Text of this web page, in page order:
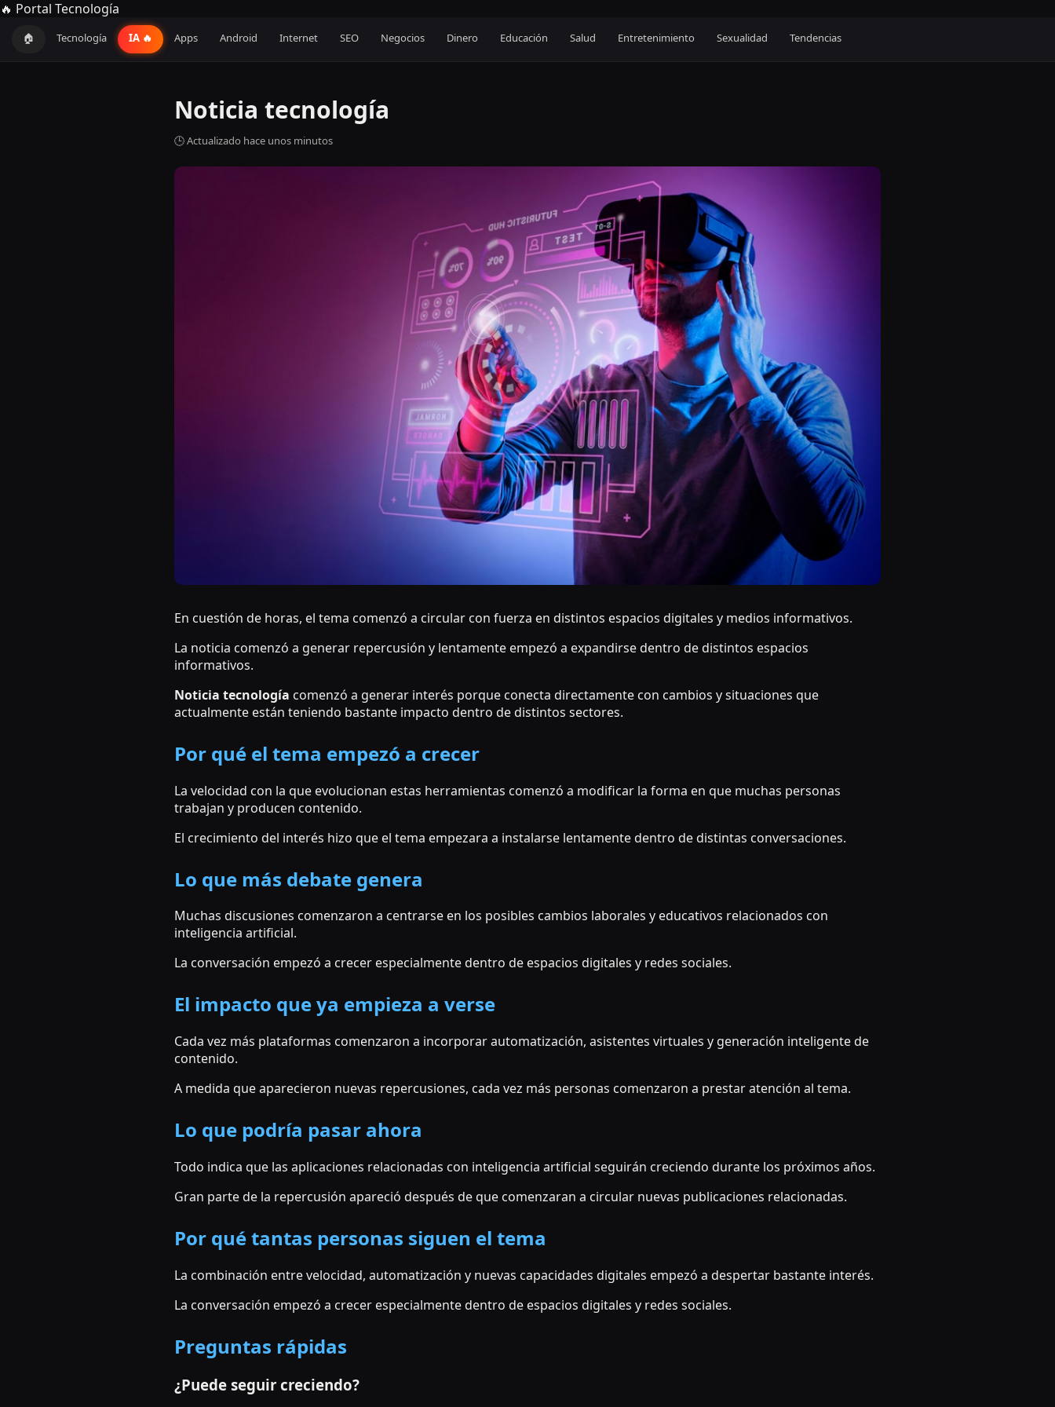
🔥 Portal Tecnología
🏠 Tecnología IA 🔥 Apps Android Internet SEO Negocios Dinero Educación Salud Entretenimiento Sexualidad Tendencias
Noticia tecnología
🕒 Actualizado hace unos minutos
En cuestión de horas, el tema comenzó a circular con fuerza en distintos espacios digitales y medios informativos.
La noticia comenzó a generar repercusión y lentamente empezó a expandirse dentro de distintos espacios
informativos.
Noticia tecnología comenzó a generar interés porque conecta directamente con cambios y situaciones que
actualmente están teniendo bastante impacto dentro de distintos sectores.
Por qué el tema empezó a crecer
La velocidad con la que evolucionan estas herramientas comenzó a modificar la forma en que muchas personas
trabajan y producen contenido.
El crecimiento del interés hizo que el tema empezara a instalarse lentamente dentro de distintas conversaciones.
Lo que más debate genera
Muchas discusiones comenzaron a centrarse en los posibles cambios laborales y educativos relacionados con
inteligencia artificial.
La conversación empezó a crecer especialmente dentro de espacios digitales y redes sociales.
El impacto que ya empieza a verse
Cada vez más plataformas comenzaron a incorporar automatización, asistentes virtuales y generación inteligente de
contenido.
A medida que aparecieron nuevas repercusiones, cada vez más personas comenzaron a prestar atención al tema.
Lo que podría pasar ahora
Todo indica que las aplicaciones relacionadas con inteligencia artificial seguirán creciendo durante los próximos años.
Gran parte de la repercusión apareció después de que comenzaran a circular nuevas publicaciones relacionadas.
Por qué tantas personas siguen el tema
La combinación entre velocidad, automatización y nuevas capacidades digitales empezó a despertar bastante interés.
La conversación empezó a crecer especialmente dentro de espacios digitales y redes sociales.
Preguntas rápidas
¿Puede seguir creciendo?